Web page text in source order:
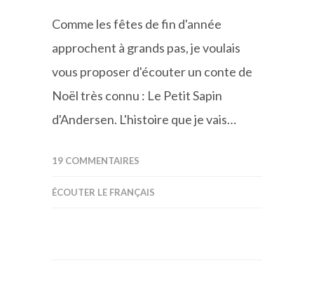
Comme les fêtes de fin d'année
approchent à grands pas, je voulais
vous proposer d'écouter un conte de
Noël très connu : Le Petit Sapin
d'Andersen. L'histoire que je vais…
19 COMMENTAIRES
ÉCOUTER LE FRANÇAIS